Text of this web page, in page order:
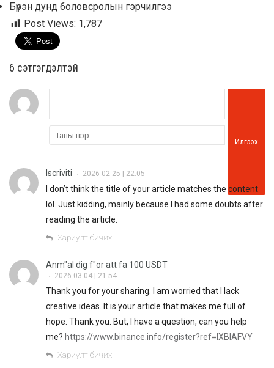
Бүрэн дунд боловсролын гэрчилгээ
Post Views: 1,787
6 cэтгэгдэлтэй
Илгээх
Iscriviti • 2026-02-25 | 22:05
I don’t think the title of your article matches the content
lol. Just kidding, mainly because I had some doubts after
reading the article.
Хариулт бичих
Anm"al dig f"or att fa 100 USDT
• 2026-03-04 | 21:54
Thank you for your sharing. I am worried that I lack
creative ideas. It is your article that makes me full of
hope. Thank you. But, I have a question, can you help
me? https://www.binance.info/register?ref=IXBIAFVY
Хариулт бичих